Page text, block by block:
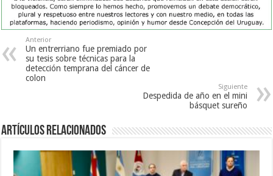
Anterior
Un entrerriano fue premiado por
su tesis sobre técnicas para la
detección temprana del cáncer de
colon
Siguiente
Despedida de año en el mini
básquet sureño
Artículos Relacionados